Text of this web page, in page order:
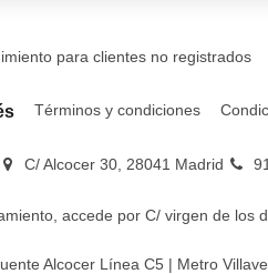
para clientes no registrados
Términos y condiciones
C/ Alcocer 30, 28041 Madrid
accede por C/ virgen de los
Alcocer Línea C5 | Metro